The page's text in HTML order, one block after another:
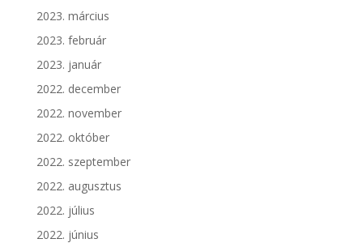
2023. március
2023. február
2023. január
2022. december
2022. november
2022. október
2022. szeptember
2022. augusztus
2022. július
2022. június